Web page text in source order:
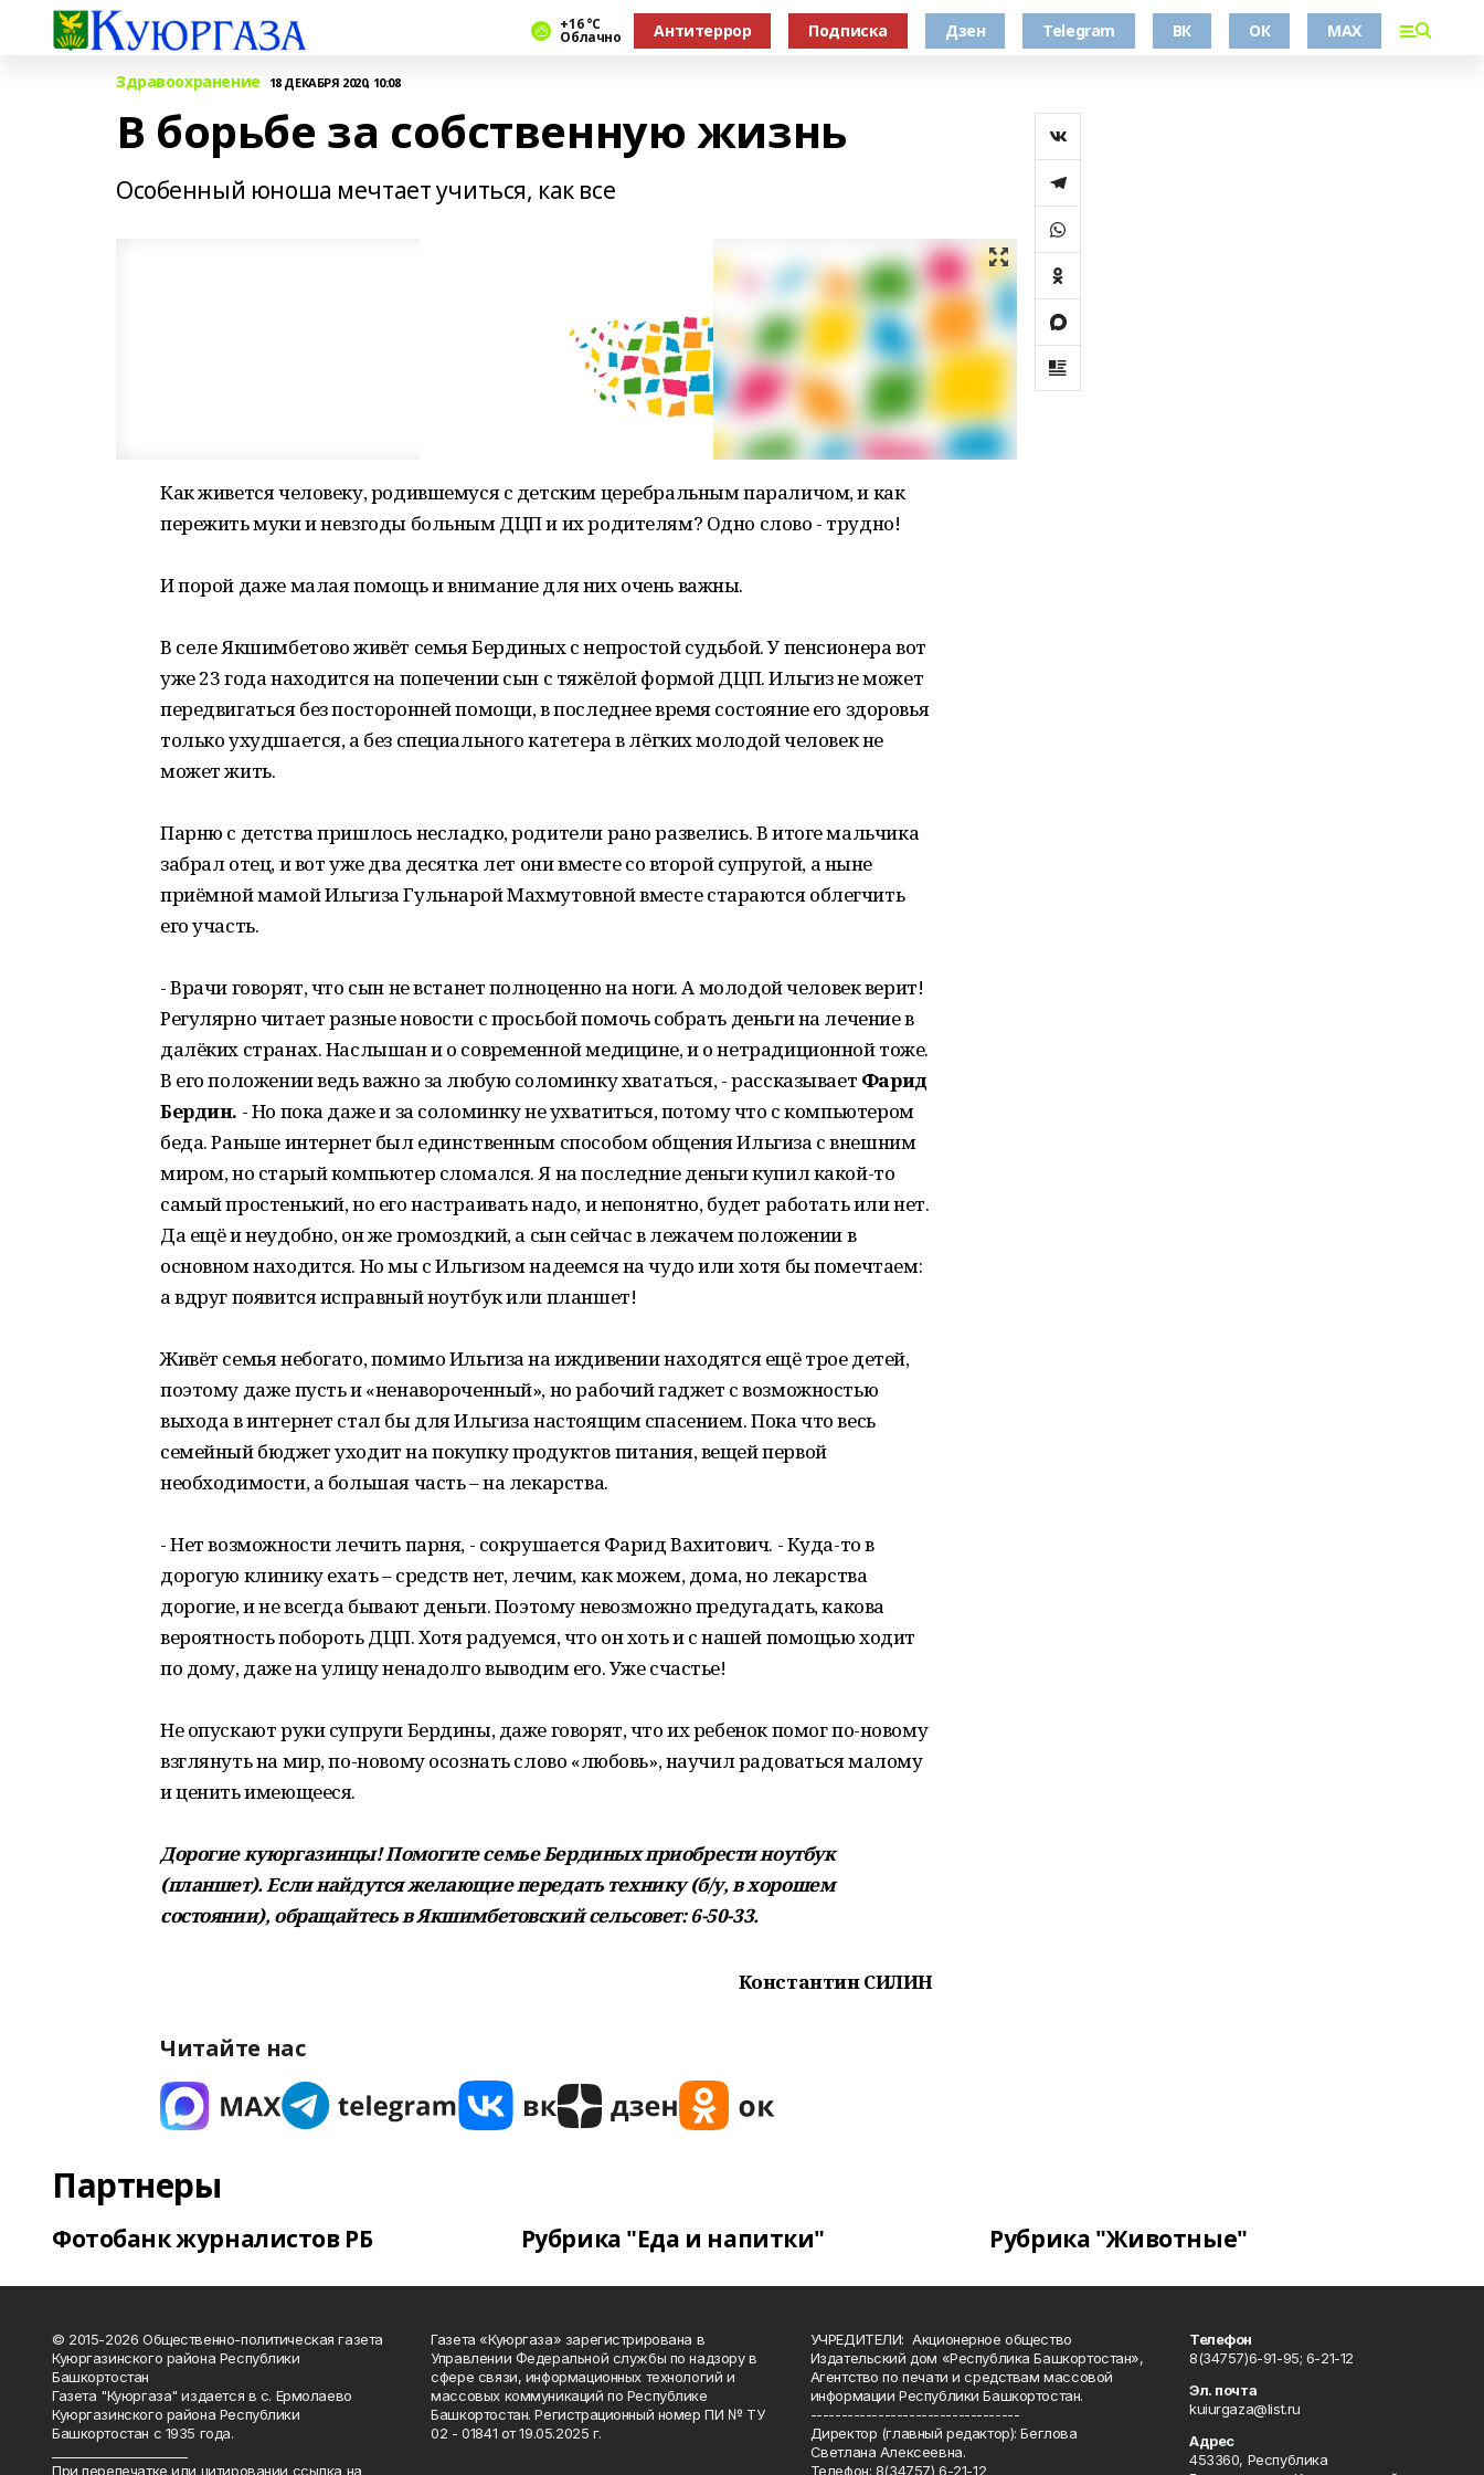
+16 °С
Облачно Антитеррор Подписка Дзен Telegram ВК ОК MAX
Здравоохранение 18 ДЕКАБРЯ 2020, 10:08
В борьбе за собственную жизнь
Особенный юноша мечтает учиться, как все
Как живется человеку, родившемуся с детским церебральным параличом, и как
пережить муки и невзгоды больным ДЦП и их родителям? Одно слово - трудно!
И порой даже малая помощь и внимание для них очень важны.
В селе Якшимбетово живёт семья Бердиных с непростой судьбой. У пенсионера вот
уже 23 года находится на попечении сын с тяжёлой формой ДЦП. Ильгиз не может
передвигаться без посторонней помощи, в последнее время состояние его здоровья
только ухудшается, а без специального катетера в лёгких молодой человек не
может жить.
Парню с детства пришлось несладко, родители рано развелись. В итоге мальчика
забрал отец, и вот уже два десятка лет они вместе со второй супругой, а ныне
приёмной мамой Ильгиза Гульнарой Махмутовной вместе стараются облегчить
его участь.
- Врачи говорят, что сын не встанет полноценно на ноги. А молодой человек верит!
Регулярно читает разные новости с просьбой помочь собрать деньги на лечение в
далёких странах. Наслышан и о современной медицине, и о нетрадиционной тоже.
В его положении ведь важно за любую соломинку хвататься, - рассказывает Фарид
Бердин. - Но пока даже и за соломинку не ухватиться, потому что с компьютером
беда. Раньше интернет был единственным способом общения Ильгиза с внешним
миром, но старый компьютер сломался. Я на последние деньги купил какой-то
самый простенький, но его настраивать надо, и непонятно, будет работать или нет.
Да ещё и неудобно, он же громоздкий, а сын сейчас в лежачем положении в
основном находится. Но мы с Ильгизом надеемся на чудо или хотя бы помечтаем:
а вдруг появится исправный ноутбук или планшет!
Живёт семья небогато, помимо Ильгиза на иждивении находятся ещё трое детей,
поэтому даже пусть и «ненавороченный», но рабочий гаджет с возможностью
выхода в интернет стал бы для Ильгиза настоящим спасением. Пока что весь
семейный бюджет уходит на покупку продуктов питания, вещей первой
необходимости, а большая часть – на лекарства.
- Нет возможности лечить парня, - сокрушается Фарид Вахитович. - Куда-то в
дорогую клинику ехать – средств нет, лечим, как можем, дома, но лекарства
дорогие, и не всегда бывают деньги. Поэтому невозможно предугадать, какова
вероятность побороть ДЦП. Хотя радуемся, что он хоть и с нашей помощью ходит
по дому, даже на улицу ненадолго выводим его. Уже счастье!
Не опускают руки супруги Бердины, даже говорят, что их ребенок помог по-новому
взглянуть на мир, по-новому осознать слово «любовь», научил радоваться малому
и ценить имеющееся.
Дорогие куюргазинцы! Помогите семье Бердиных приобрести ноутбук
(планшет). Если найдутся желающие передать технику (б/у, в хорошем
состоянии), обращайтесь в Якшимбетовский сельсовет: 6-50-33.
Константин СИЛИН
Читайте нас
Партнеры
Фотобанк журналистов РБ Рубрика "Еда и напитки" Рубрика "Животные"
© 2015-2026 Общественно-политическая газета
Куюргазинского района Республики
Башкортостан
Газета "Куюргаза" издается в с. Ермолаево
Куюргазинского района Республики
Башкортостан с 1935 года.
При перепечатке или цитировании ссылка на
Газета «Куюргаза» зарегистрирована в
Управлении Федеральной службы по надзору в
сфере связи, информационных технологий и
массовых коммуникаций по Республике
Башкортостан. Регистрационный номер ПИ № ТУ
02 - 01841 от 19.05.2025 г.
УЧРЕДИТЕЛИ: Акционерное общество
Издательский дом «Республика Башкортостан»,
Агентство по печати и средствам массовой
информации Республики Башкортостан.
----------------------------------
Директор (главный редактор): Беглова
Светлана Алексеевна.
Телефон: 8(34757) 6-21-12
Телефон
8(34757)6-91-95; 6-21-12
Эл. почта
kuiurgaza@list.ru
Адрес
453360, Республика